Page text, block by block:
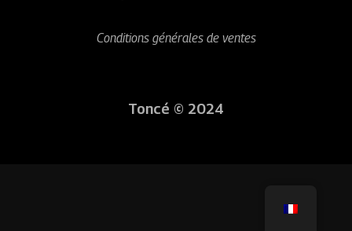
Conditions générales de ventes
Toncé © 2024